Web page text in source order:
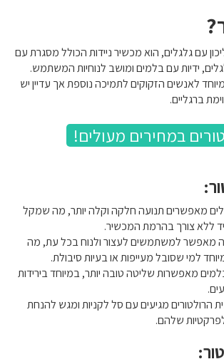
עם גלגלים, הוא מכשיר ניידות הכולל מסגרת עם
ידיות עם בלמים ומושב לנוחיות המשתמש.
לאנשים הזקוקים לתמיכה נוספת אך עדיין יש
ברגליים.
במחירים מעולים!
מאפשרים תנועה חלקה וקלה יותר, מה שמקל
ללא צורך בהרמת המכשיר.
מאפשר למשתמשים לעצור ולנוח בכל עת, מה
למי שסובל מעייפות או בעיות סיבולת.
מאפשרות שליטה טובה יותר, במיוחד בירידות
הרולטורים מגיעים עם סל לקניות ומגש להנחת
שלהם.